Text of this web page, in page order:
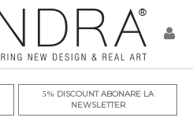
5% DISCOUNT ABONARE LA
NEWSLETTER